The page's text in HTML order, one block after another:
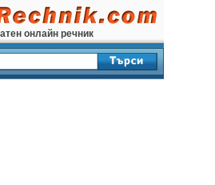
онлайн речник